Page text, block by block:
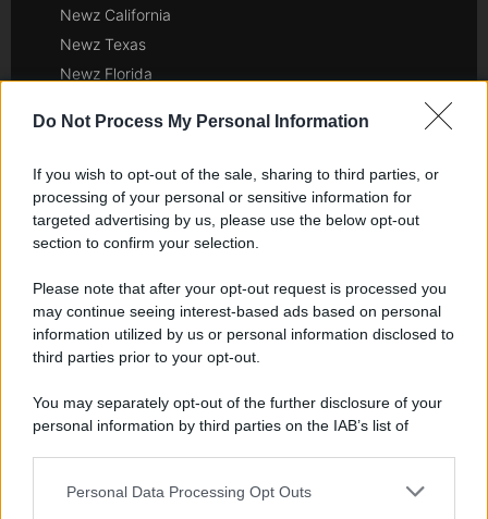
Do Not Process My Personal Information
If you wish to opt-out of the sale, sharing to third parties, or
processing of your personal or sensitive information for
targeted advertising by us, please use the below opt-out
section to confirm your selection.
Please note that after your opt-out request is processed you
may continue seeing interest-based ads based on personal
information utilized by us or personal information disclosed to
third parties prior to your opt-out.
You may separately opt-out of the further disclosure of your
personal information by third parties on the IAB’s list of
This information may also be disclosed by us to third parties
Personal Data Processing Opt Outs
Newz California
Newz Texas
Newz Florida
Newz Pennsylvania
Newz Ohio
Gameland
Hig Tech Mag
Scoop Mag
Lgbtqia News
Motors Magazine 365
Day Travel 365
Home Magazine 365
Cineverse Magazine
SecondHomeMagazine